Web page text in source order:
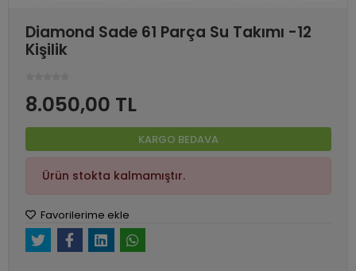
Diamond Sade 61 Parça Su Takımı -12
Kişilik
8.050,00 TL
KARGO BEDAVA
Ürün stokta kalmamıştır.
Favorilerime ekle